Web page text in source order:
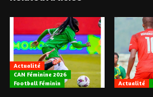
Actualité
CAN Féminine 2026
Football Féminin
Actualité